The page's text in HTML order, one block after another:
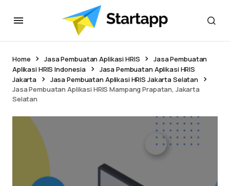
Home Jasa Pembuatan Aplikasi HRIS
Jasa Pembuatan
Aplikasi HRIS Indonesia
Jasa Pembuatan Aplikasi HRIS
Jakarta
Jasa Pembuatan Aplikasi HRIS Jakarta Selatan
Jasa Pembuatan Aplikasi HRIS Mampang Prapatan, Jakarta
Selatan